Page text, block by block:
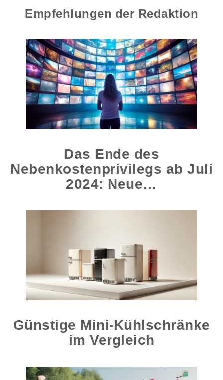
Empfehlungen der Redaktion
Das Ende des
Nebenkostenprivilegs ab Juli
2024: Neue…
Günstige Mini-Kühlschränke
im Vergleich